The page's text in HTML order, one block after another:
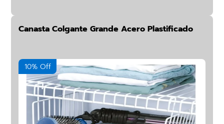
Canasta Colgante Grande Acero Plastificado
10% Off